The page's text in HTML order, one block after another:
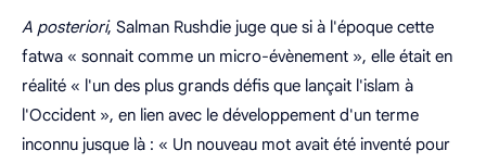
A posteriori, Salman Rushdie juge que si à l'époque cette
fatwa « sonnait comme un micro-évènement », elle était en
réalité « l'un des plus grands défis que lançait l'islam à
l'Occident », en lien avec le développement d'un terme
inconnu jusque là : « Un nouveau mot avait été inventé pour